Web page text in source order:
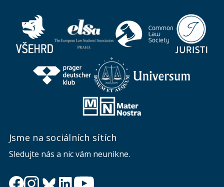
Jsme na sociálních sítích
Sledujte nás a nic vám neunikne.